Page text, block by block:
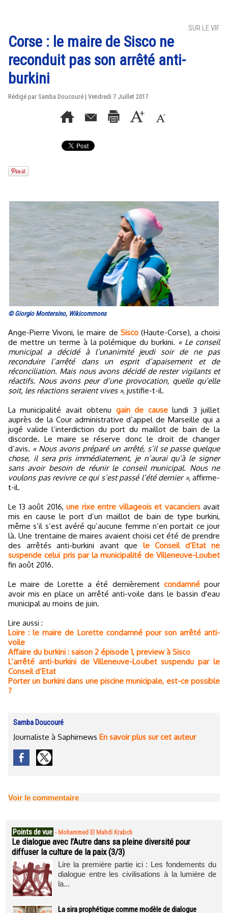
SUR LE VIF
Corse : le maire de Sisco ne
reconduit pas son arrêté anti-
burkini
Rédigé par Samba Doucouré | Vendredi 7 Juillet 2017
© Giorgio Montersino, Wikicommons
Ange-Pierre Vivoni, le maire de Sisco(Haute-Corse), a choisi
de mettre un terme à la polémique du burkini. « Le conseil
municipal a décidé à l’unanimité jeudi soir de ne pas
reconduire l’arrêté dans un esprit d’apaisement et de
réconciliation. Mais nous avons décidé de rester vigilants et
réactifs. Nous avons peur d’une provocation, quelle qu’elle
soit, les réactions seraient vives », justifie-t-il.
La municipalité avait obtenu gain de causelundi 3 juillet
auprès de la Cour administrative d’appel de Marseille qui a
jugé valide l’interdiction du port du maillot de bain de la
discorde. Le maire se réserve donc le droit de changer
d’avis. « Nous avons préparé un arrêté, s’il se passe quelque
chose, il sera pris immédiatement, je n’aurai qu’à le signer
sans avoir besoin de réunir le conseil municipal. Nous ne
voulons pas revivre ce qui s’est passé l’été dernier », affirme-
t-il.
Le 13 août 2016, une rixe entre villageois et vacanciersavait
mis en cause le port d’un maillot de bain de type burkini,
même s’il s’est avéré qu’aucune femme n’en portait ce jour
là. Une trentaine de maires avaient choisi cet été de prendre
des arrêtés anti-burkini avant que le Conseil d’Etat ne
suspende celui pris par la municipalité de Villeneuve-Loubet
fin août 2016.
Le maire de Lorette a été dernièrement condamnépour
avoir mis en place un arrêté anti-voile dans le bassin d'eau
municipal au moins de juin.
Lire aussi :
Loire : le maire de Lorette condamné pour son arrêté anti-
voile
Affaire du burkini : saison 2 épisode 1, preview à Sisco
L’arrêté anti-burkini de Villeneuve-Loubet suspendu par le
Conseil d’Etat
Porter un burkini dans une piscine municipale, est-ce possible
?
Samba Doucouré
Journaliste à Saphirnews En savoir plus sur cet auteur
Voir le commentaire
Points de vue - Mohammed El Mahdi Krabch
Le dialogue avec l’Autre dans sa pleine diversité pour
diffuser la culture de la paix (3/3)
Lire la première partie ici : Les fondements du
dialogue entre les civilisations à la lumière de
la...
La sira prophétique comme modèle de dialogue